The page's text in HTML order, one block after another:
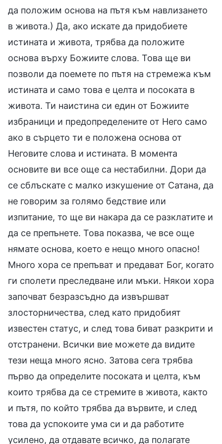
да положим основа на пътя към навлизането
в живота.) Да, ако искате да придобиете
истината и живота, трябва да положите
основа върху Божиите слова. Това ще ви
позволи да поемете по пътя на стремежа към
истината и само това е целта и посоката в
живота. Ти наистина си един от Божиите
избраници и предопределените от Него само
ако в сърцето ти е положена основа от
Неговите слова и истината. В момента
основите ви все още са нестабилни. Дори да
се сблъскате с малко изкушение от Сатана, да
не говорим за голямо бедствие или
изпитание, то ще ви накара да се разклатите и
да се препънете. Това показва, че все още
нямате основа, което е нещо много опасно!
Много хора се препъват и предават Бог, когато
ги сполети преследване или мъки. Някои хора
започват безразсъдно да извършват
злосторничества, след като придобият
известен статус, и след това биват разкрити и
отстранени. Всички вие можете да видите
тези неща много ясно. Затова сега трябва
първо да определите посоката и целта, към
които трябва да се стремите в живота, както
и пътя, по който трябва да вървите, и след
това да успокоите ума си и да работите
усилено, да отдавате всичко, да полагате